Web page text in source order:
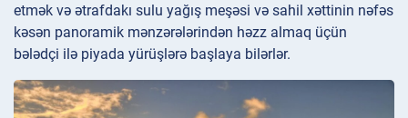
etmək və ətrafdakı sulu yağış meşəsi və sahil xəttinin nəfəs
kəsən panoramik mənzərələrindən həzz almaq üçün
bələdçi ilə piyada yürüşlərə başlaya bilərlər.